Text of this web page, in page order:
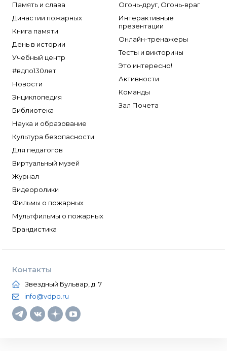
Память и слава
Династии пожарных
Книга памяти
День в истории
Учебный центр
#вдпо130лет
Новости
Энциклопедия
Библиотека
Наука и образование
Культура безопасности
Для педагогов
Виртуальный музей
Журнал
Видеоролики
Фильмы о пожарных
Мультфильмы о пожарных
Брандистика
Огонь-друг, Огонь-враг
Интерактивные
презентации
Онлайн-тренажеры
Тесты и викторины
Это интересно!
Активности
Команды
Зал Почета
Контакты
Звездный Бульвар, д. 7
info@vdpo.ru